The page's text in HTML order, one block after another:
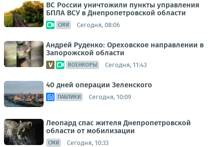
ВС России уничтожили пункты управления
БПЛА ВСУ в Днепропетровской области
СМИ Сегодня, 08:06
Андрей Руденко: Ореховское направлении в
Запорожской области
ВОЕНКОРЫ Сегодня, 11:43
40 дней операции Зеленского
ПАБЛИКИ Сегодня, 10:09
Леопард спас жителя Днепропетровской
области от мобилизации
СМИ Сегодня, 10:33